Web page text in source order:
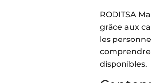
RODITSA
grâce aux
les
comprendre
disponibles.